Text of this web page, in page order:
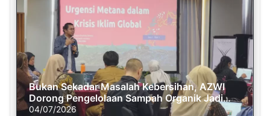
Bukan Sekadar Masalah Kebersihan, AZWI
Dorong Pengelolaan Sampah Organik Jadi
Solusi Krisis Iklim
04/07/2026